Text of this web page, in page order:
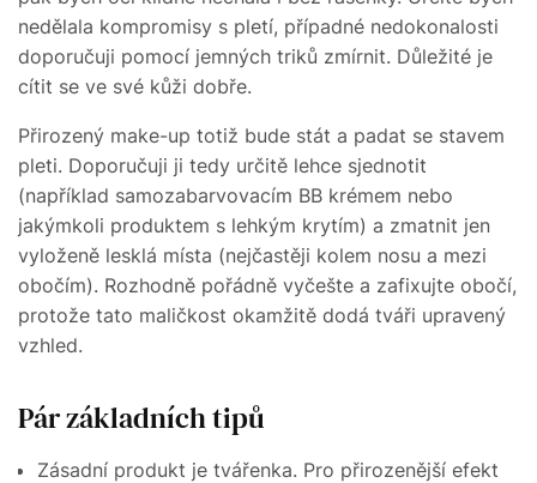
nedělala kompromisy s pletí, případné nedokonalosti
doporučuji pomocí jemných triků zmírnit. Důležité je
cítit se ve své kůži dobře.
Přirozený make-up totiž bude stát a padat se stavem
pleti. Doporučuji ji tedy určitě lehce sjednotit
(například samozabarvovacím BB krémem nebo
jakýmkoli produktem s lehkým krytím) a zmatnit jen
vyloženě lesklá místa (nejčastěji kolem nosu a mezi
obočím). Rozhodně pořádně vyčešte a zafixujte obočí,
protože tato maličkost okamžitě dodá tváři upravený
vzhled.
Pár základních tipů
Zásadní produkt je tvářenka. Pro přirozenější efekt